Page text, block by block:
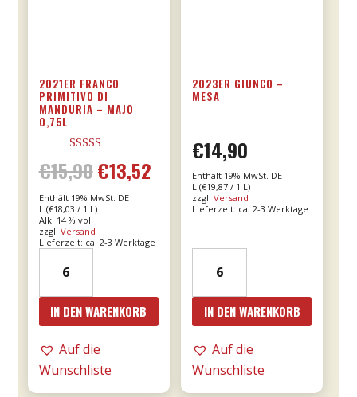
2021ER FRANCO
PRIMITIVO DI
MANDURIA – MAJO
0,75L
5.00
von 5
€15,90 Ursprünglicher
Preis
war:
€13,52Aktueller
ist:
Enthält 19% MwSt. DE
L (€18,03 / 1 L)
Alk. 14 % vol
zzgl. Versand
Lieferzeit: ca. 2-3 Werktage
Franco
Primitivo
Manduria
-
IN DEN WARENKORB
Auf die
Wunschliste
2023ER GIUNCO –
MESA
€14,90
Enthält 19% MwSt. DE
L (€19,87 / 1 L)
zzgl.Versand
Lieferzeit: ca. 2-3 Werktage
Giunco
-
MESA
Menge
IN DEN WARENKORB
Auf die
Wunschliste